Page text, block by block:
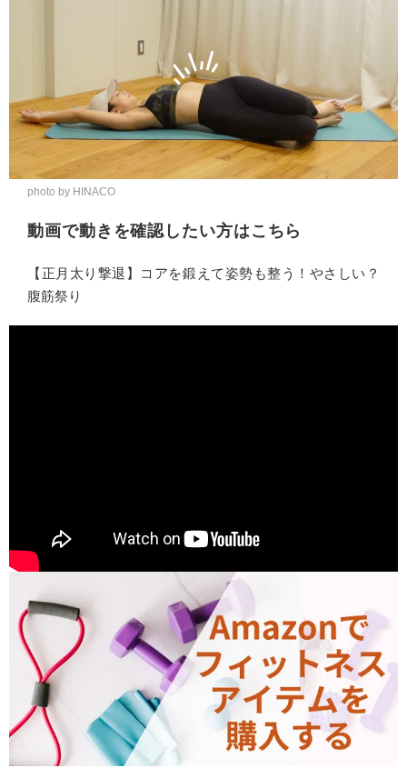
photo by HINACO
動画で動きを確認したい方はこちら
【正月太り撃退】コアを鍛えて姿勢も整う！やさしい？
腹筋祭り